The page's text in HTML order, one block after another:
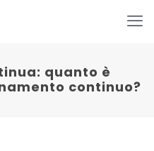
quanto è
continuo?